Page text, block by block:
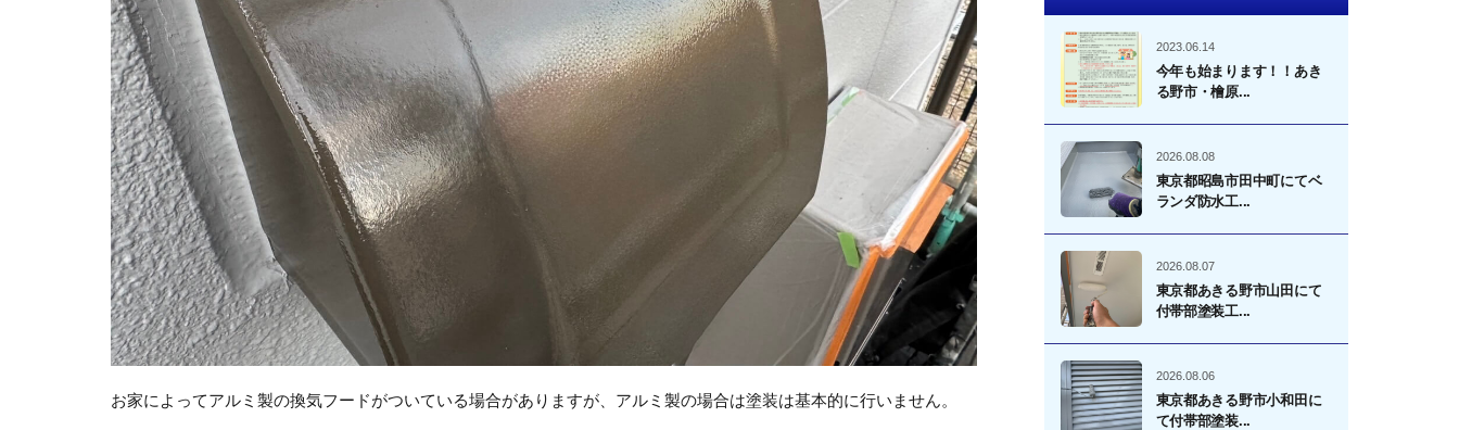
お家によってアルミ製の換気フードがついている場合がありますが、アルミ製の場合は塗装は基本的に行いません。
2023.06.14
今年も始まります！！あき
る野市・檜原...
2026.08.08
東京都昭島市田中町にてベ
ランダ防水工...
2026.08.07
東京都あきる野市山田にて
付帯部塗装工...
2026.08.06
東京都あきる野市小和田に
て付帯部塗装...